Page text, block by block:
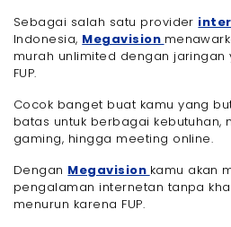
Sebagai salah satu provider
Indonesia, Megavision
murah unlimited dengan
FUP.
Cocok banget buat kamu yang
batas untuk berbagai kebutuhan,
gaming, hingga meeting online.
Dengan Megavision kamu akan
pengalaman internetan tanpa
menurun karena FUP.